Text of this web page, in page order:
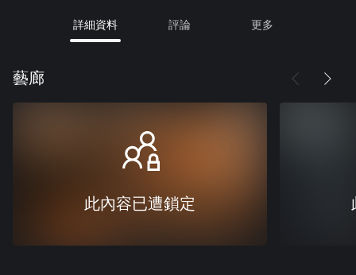
詳細資料 評論 更多
藝廊
此內容已遭鎖定